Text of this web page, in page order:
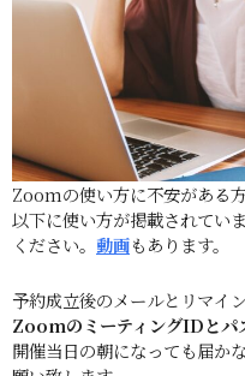
Zoomの使い方に不安がある方
以下に使い方が掲載されてい
ください。 動画もあります。
予約成立後のメールとリマイ
ZoomのミーティングIDとパ
開催当日の朝になっても届か